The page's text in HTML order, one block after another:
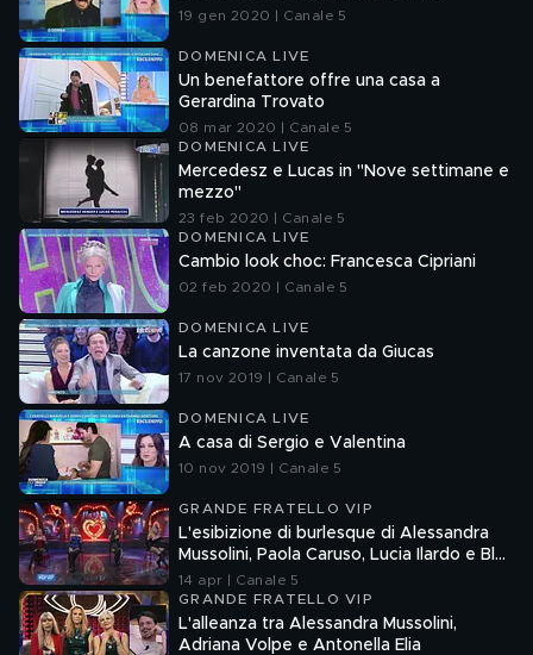
19 gen 2020 | Canale 5
DOMENICA LIVE
Un benefattore offre una casa a
Gerardina Trovato
08 mar 2020 | Canale 5
DOMENICA LIVE
Mercedesz e Lucas in "Nove settimane e
mezzo"
23 feb 2020 | Canale 5
DOMENICA LIVE
Cambio look choc: Francesca Cipriani
02 feb 2020 | Canale 5
DOMENICA LIVE
La canzone inventata da Giucas
17 nov 2019 | Canale 5
DOMENICA LIVE
A casa di Sergio e Valentina
10 nov 2019 | Canale 5
GRANDE FRATELLO VIP
L'esibizione di burlesque di Alessandra
Mussolini, Paola Caruso, Lucia Ilardo e Blu
Barbara Prezia
14 apr | Canale 5
GRANDE FRATELLO VIP
L'alleanza tra Alessandra Mussolini,
Adriana Volpe e Antonella Elia